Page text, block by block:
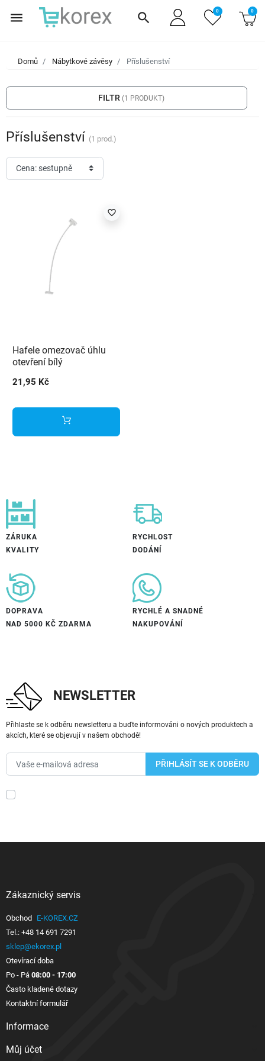
menu search 0 0
Domů Nábytkové závěsy Příslušenství
FILTR (1 PRODUKT)
Příslušenství (1 prod.)
favorite_border
Hafele omezovač úhlu
otevření bílý
21,95 Kč
ZÁRUKA
KVALITY
RYCHLOST
DODÁNÍ
DOPRAVA
NAD 5000 KČ ZDARMA
RYCHLÉ A SNADNÉ
NAKUPOVÁNÍ
NEWSLETTER
Přihlaste se k odběru newsletteru a buďte informováni o nových produktech a
akcích, které se objevují v našem obchodě!
Zákaznický servis
Obchod
E-KOREX.CZ
Tel.: +48 14 691 7291
sklep@ekorex.pl
Otevírací doba
Po - Pá 08:00 - 17:00
Často kladené dotazy
Kontaktní formulář
Informace
Můj účet